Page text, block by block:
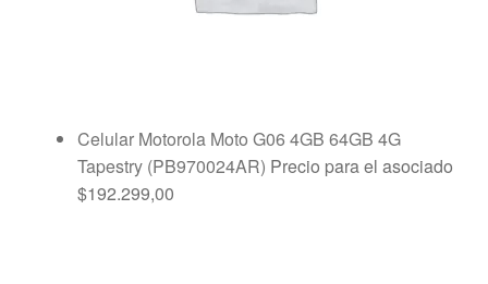
Celular Motorola Moto G06 4GB 64GB 4G
Tapestry (PB970024AR) Precio para el asociado
$192.299,00